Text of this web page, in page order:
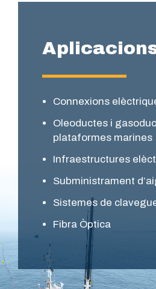
Connexions
Oleoductes i
plataformes marines
Infraestructures
Subministrament
Sistemes de
Fibra Òptica